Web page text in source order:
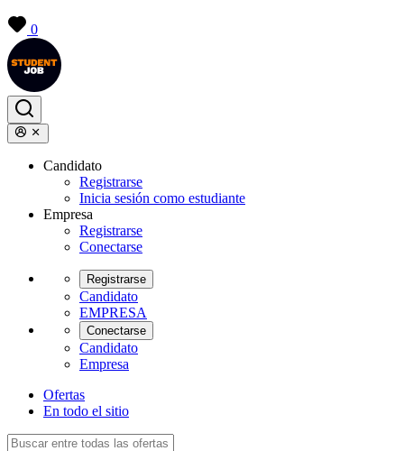
0
Candidato
Registrarse
Inicia sesión como estudiante
Empresa
Registrarse
Conectarse
Registrarse
Candidato
EMPRESA
Conectarse
Candidato
Empresa
Ofertas
En todo el sitio